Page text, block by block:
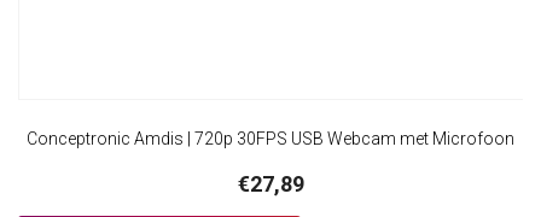
Conceptronic Amdis | 720p 30FPS USB Webcam met Microfoon
€27,89